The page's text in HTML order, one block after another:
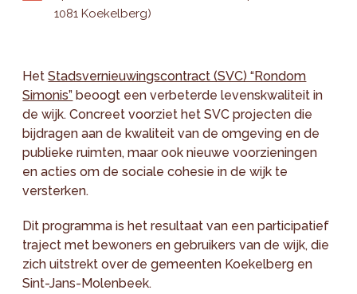
1081 Koekelberg)
HetStadsvernieuwingscontract (SVC) “Rondom
Simonis” beoogt een verbeterde levenskwaliteit in
de wijk. Concreet voorziet het SVC projecten die
bijdragen aan de kwaliteit van de omgeving en de
publieke ruimten, maar ook nieuwe voorzieningen
en acties om de sociale cohesie in de wijk te
versterken.
Dit programma is het resultaat van een participatief
traject met bewoners en gebruikers van de wijk, die
zich uitstrekt over de gemeenten Koekelberg en
Sint-Jans-Molenbeek.